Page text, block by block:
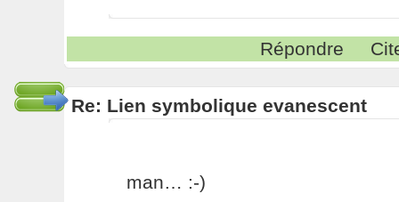
Répondre
Re: Lien symbolique evanescent
man… :-)